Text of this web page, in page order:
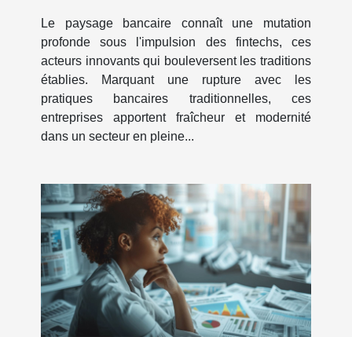
prudence
Le paysage bancaire connaît une mutation
profonde sous l'impulsion des fintechs, ces
acteurs innovants qui bouleversent les traditions
établies. Marquant une rupture avec les
pratiques bancaires traditionnelles, ces
entreprises apportent fraîcheur et modernité
dans un secteur en pleine...